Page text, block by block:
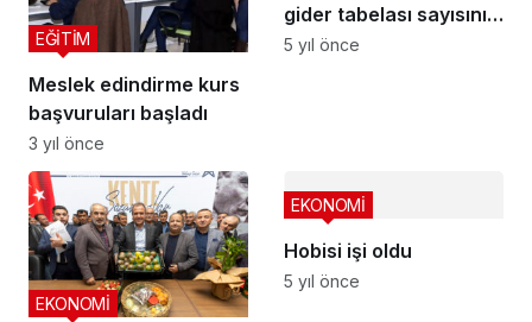
Meslek edindirme kurs
başvuruları başladı
EĞİTİM
3 yıl önce
gider tabelası sayısını
artırıyor
5 yıl önce
EKONOMİ
Hobisi işi oldu
EKONOMİ
5 yıl önce